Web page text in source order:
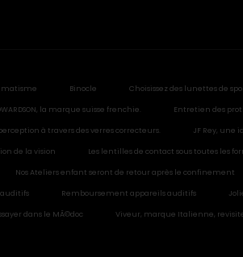
Binocle Choisissez des lunettes de
la marque suisse frenchie. Entretien des
à travers des verres correcteurs. JF Rey, une
de la vision Les lentilles de contact sous toutes les
Nos Ateliers enfant seront de retour après le confinement
auditifs Remboursement appareils auditifs
dans le MÃ©doc Viveur, marque Italienne,